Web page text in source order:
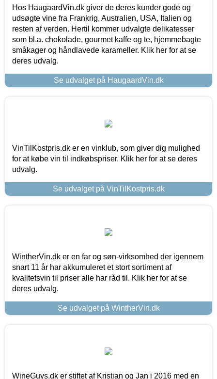
Hos HaugaardVin.dk giver de deres kunder gode og
udsøgte vine fra Frankrig, Australien, USA, Italien og
resten af verden. Hertil kommer udvalgte delikatesser
som bl.a. chokolade, gourmet kaffe og te, hjemmebagte
småkager og håndlavede karameller. Klik her for at se
deres udvalg.
Se udvalget på HaugaardVin.dk
VinTilKostpris.dk er en vinklub, som giver dig mulighed
for at købe vin til indkøbspriser. Klik her for at se deres
udvalg.
Se udvalget på VinTilKostpris.dk
WintherVin.dk er en far og søn-virksomhed der igennem
snart 11 år har akkumuleret et stort sortiment af
kvalitetsvin til priser alle har råd til. Klik her for at se
deres udvalg.
Se udvalget på WintherVin.dk
WineGuys.dk er stiftet af Kristian og Jan i 2016 med en